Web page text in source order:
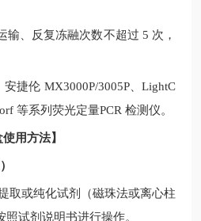
输、反复冻融次数不超过 5 次，
安捷伦 MX3000P/3005P、LightC
等系列荧光定量PCR 检测仪。
使用方法】
取或纯化试剂（磁珠法或离心柱
试剂说明书进行操作。